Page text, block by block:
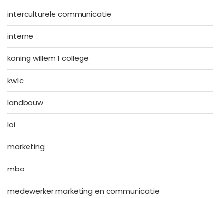
interculturele communicatie
interne
koning willem 1 college
kw1c
landbouw
loi
marketing
mbo
medewerker marketing en communicatie